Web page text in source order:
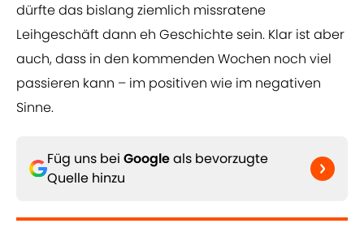
dürfte das bislang ziemlich missratene
Leihgeschäft dann eh Geschichte sein. Klar ist aber
auch, dass in den kommenden Wochen noch viel
passieren kann – im positiven wie im negativen
Sinne.
Füg uns bei Googleals bevorzugte
Quelle hinzu